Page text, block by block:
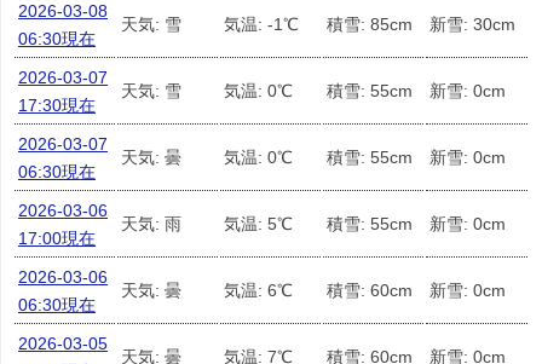
2026-03-08
06:30現在
天気: 雪 気温: -1℃ 積雪: 85cm 新雪: 30cm
2026-03-07
17:30現在
天気: 雪 気温: 0℃ 積雪: 55cm 新雪: 0cm
2026-03-07
06:30現在
天気: 曇 気温: 0℃ 積雪: 55cm 新雪: 0cm
2026-03-06
17:00現在
天気: 雨 気温: 5℃ 積雪: 55cm 新雪: 0cm
2026-03-06
06:30現在
天気: 曇 気温: 6℃ 積雪: 60cm 新雪: 0cm
2026-03-05
天気: 曇 気温: 7℃ 積雪: 60cm 新雪: 0cm